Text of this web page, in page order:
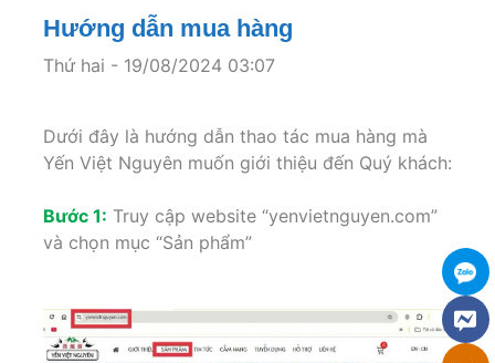
Hướng dẫn mua hàng
Thứ hai - 19/08/2024 03:07
Dưới đây là hướng dẫn thao tác mua hàng mà
Yến Việt Nguyên muốn giới thiệu đến Quý khách:
Bước 1: Truy cập website “yenvietnguyen.com”
và chọn mục “Sản phẩm”